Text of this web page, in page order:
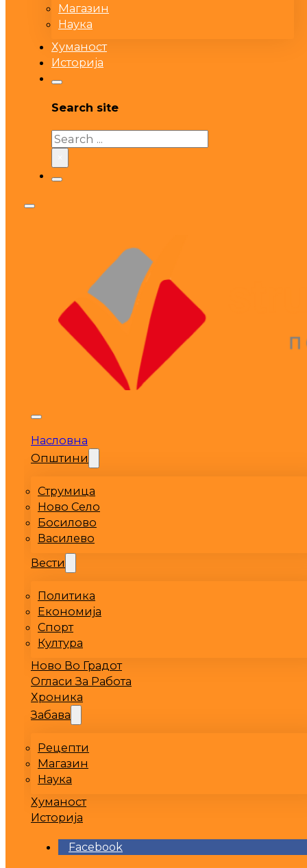
Магазин
Наука
Хуманост
Историја
Search site
Search
Насловна
Општини
Струмица
Ново Село
Босилово
Василево
Вести
Политика
Економија
Спорт
Култура
Ново Во Градот
Огласи За Работа
Хроника
Забава
Рецепти
Магазин
Наука
Хуманост
Историја
Facebook